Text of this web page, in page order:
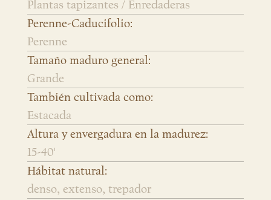
Plantas tapizantes / Enredaderas
Perenne-Caducifolio:
Perenne
Tamaño maduro general:
Grande
También cultivada como:
Estacada
Altura y envergadura en la madurez:
15-40'
Hábitat natural:
denso, extenso, trepador